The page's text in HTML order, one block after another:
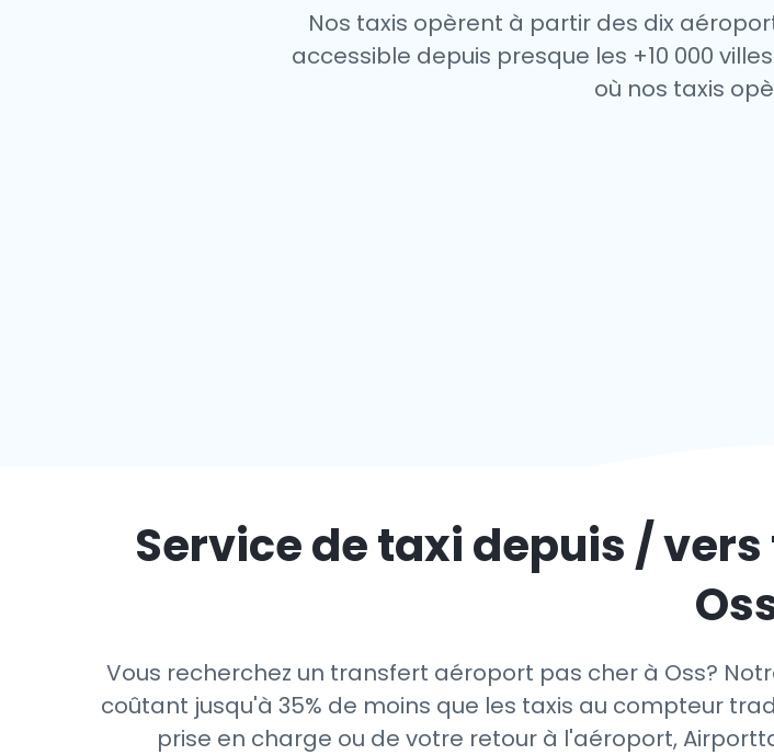
Nos taxis opèrent à partir des dix
accessible depuis presque les +10 000
où nos taxis
Service de taxi depuis /
Vous recherchez un transfert aéroport pas cher à Oss?
coûtant jusqu'à 35% de moins que les taxis au compteur
prise en charge ou de votre retour à l'aéroport,